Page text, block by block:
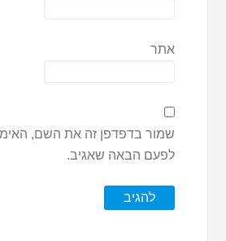
אתר
שמור בדפדפן זה את השם,
לפעם הבאה שאגיב.